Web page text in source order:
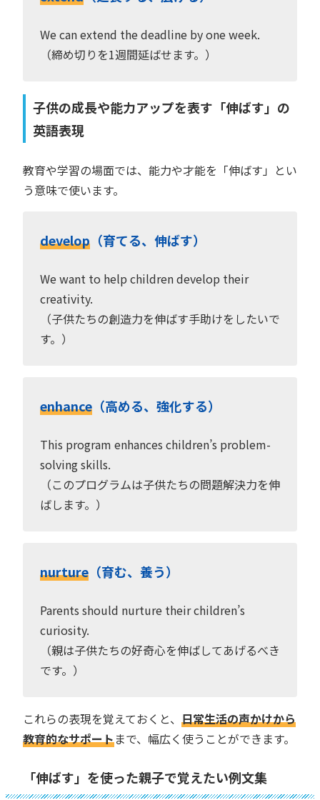
We can extend the deadline by one week.
（締め切りを1週間延ばせます。）
子供の成長や能力アップを表す「伸ばす」の
英語表現
教育や学習の場面では、能力や才能を「伸ばす」とい
う意味で使います。
develop （育てる、伸ばす）
We want to help children develop their
creativity.
（子供たちの創造力を伸ばす手助けをしたいで
す。）
enhance （高める、強化する）
This program enhances children’s problem-
solving skills.
（このプログラムは子供たちの問題解決力を伸
ばします。）
nurture （育む、養う）
Parents should nurture their children’s
curiosity.
（親は子供たちの好奇心を伸ばしてあげるべき
です。）
これらの表現を覚えておくと、 日常生活の声かけから
教育的なサポートまで、幅広く使うことができます。
「伸ばす」を使った親子で覚えたい例文集